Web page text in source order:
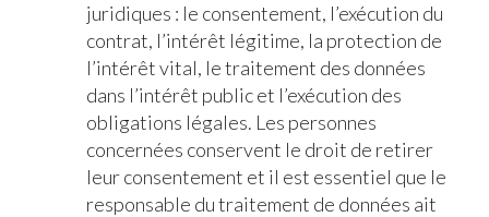
juridiques : le consentement, l’exécution du
contrat, l’intérêt légitime, la protection de
l’intérêt vital, le traitement des données
dans l’intérêt public et l’exécution des
obligations légales. Les personnes
concernées conservent le droit de retirer
leur consentement et il est essentiel que le
responsable du traitement de données ait